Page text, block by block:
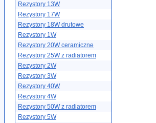
Rezystory 13W
Rezystory 17W
Rezystory 18W drutowe
Rezystory 1W
Rezystory 20W ceramiczne
Rezystory 25W z radiatorem
Rezystory 2W
Rezystory 3W
Rezystory 40W
Rezystory 4W
Rezystory 50W z radiatorem
Rezystory 5W